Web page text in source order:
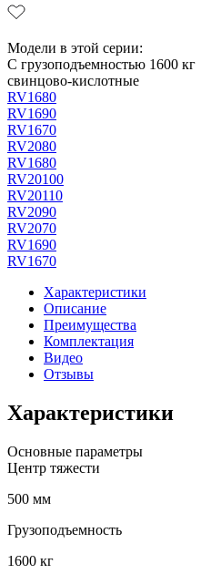
Модели в этой серии:
С грузоподъемностью 1600 кг
свинцово-кислотные
RV1680
RV1690
RV1670
RV2080
RV1680
RV20100
RV20110
RV2090
RV2070
RV1690
RV1670
Характеристики
Описание
Преимущества
Комплектация
Видео
Отзывы
Характеристики
Основные параметры
Центр тяжести
500 мм
Грузоподъемность
1600 кг